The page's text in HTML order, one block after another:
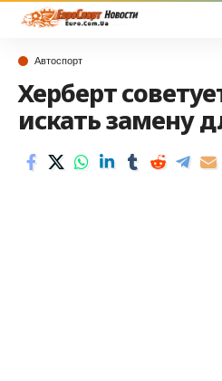
Автоспорт
Херберт
искать замену